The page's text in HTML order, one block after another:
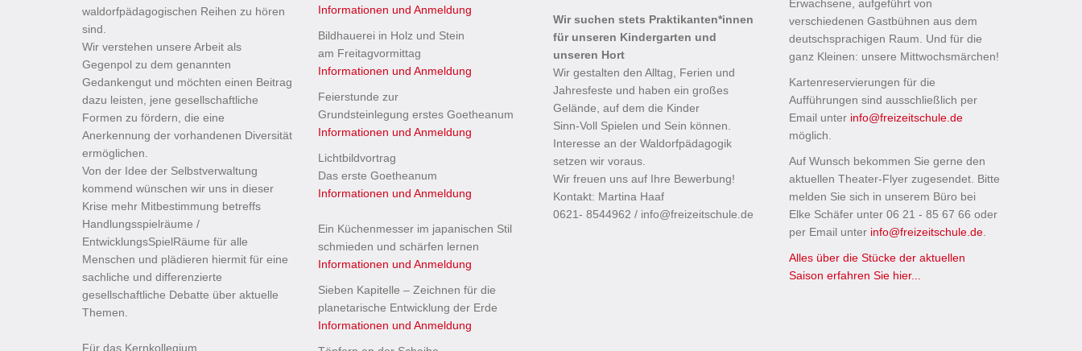
waldorfpädagogischen Reihen zu hören
sind.
Wir verstehen unsere Arbeit als
Gegenpol zu dem genannten
Gedankengut und möchten einen Beitrag
dazu leisten, jene gesellschaftliche
Formen zu fördern, die eine
Anerkennung der vorhandenen Diversität
ermöglichen.
Von der Idee der Selbstverwaltung
kommend wünschen wir uns in dieser
Krise mehr Mitbestimmung betreffs
Handlungsspielräume /
EntwicklungsSpielRäume für alle
Menschen und plädieren hiermit für eine
sachliche und differenzierte
gesellschaftliche Debatte über aktuelle
Themen.
Für das Kernkollegium
Informationen und Anmeldung
Bildhauerei in Holz und Stein
am Freitagvormittag
Informationen und Anmeldung
Feierstunde zur
Grundsteinlegung erstes Goetheanum
Informationen und Anmeldung
Lichtbildvortrag
Das erste Goetheanum
Informationen und Anmeldung
Ein Küchenmesser im japanischen Stil
schmieden und schärfen lernen
Informationen und Anmeldung
Sieben Kapitelle – Zeichnen für die
planetarische Entwicklung der Erde
Informationen und Anmeldung
Wir suchen stets Praktikanten*innen
für unseren Kindergarten und
unseren Hort
Wir gestalten den Alltag, Ferien und
Jahresfeste und haben ein großes
Gelände, auf dem die Kinder
Sinn-Voll Spielen und Sein können.
Interesse an der Waldorfpädagogik
setzen wir voraus.
Wir freuen uns auf Ihre Bewerbung!
Kontakt: Martina Haaf
0621- 8544962 / info@freizeitschule.de
Erwachsene, aufgeführt von
verschiedenen Gastbühnen aus dem
deutschsprachigen Raum. Und für die
ganz Kleinen: unsere Mittwochsmärchen!
Kartenreservierungen für die
Aufführungen sind ausschließlich per
Email unter info@freizeitschule.de
möglich.
Auf Wunsch bekommen Sie gerne den
aktuellen Theater-Flyer zugesendet. Bitte
melden Sie sich in unserem Büro bei
Elke Schäfer unter 06 21 - 85 67 66 oder
per Email unterinfo@freizeitschule.de.
Alles über die Stücke der aktuellen
Saison erfahren Sie hier...